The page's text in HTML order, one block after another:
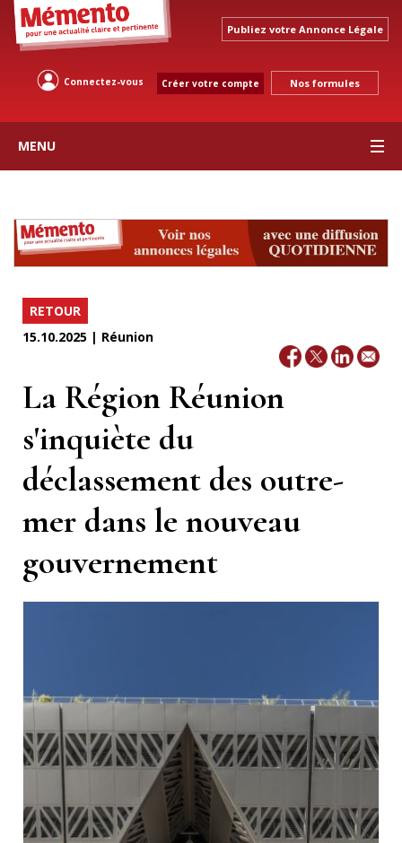
Publiez votre Annonce Légale
Connectez-vous Créer votre compte Nos formules
MENU
RETOUR
15.10.2025 | Réunion
La Région Réunion
s'inquiète du
déclassement des outre-
mer dans le nouveau
gouvernement